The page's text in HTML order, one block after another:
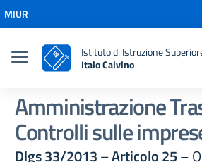
Vai al menu di navigazione
Vai al footer
MIUR
Istituto di Istruzione
Italo Calvino
Amministrazione
Controlli sulle
Dlgs 33/2013 – Articolo 25–